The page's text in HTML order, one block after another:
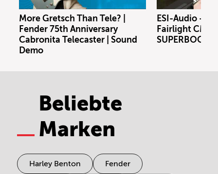
More Gretsch Than Tele? |
Fender 75th Anniversary
Cabronita Telecaster | Sound
Demo
ESI-Audio -
Fairlight CMI
Beliebte
Marken
Harley Benton Fender